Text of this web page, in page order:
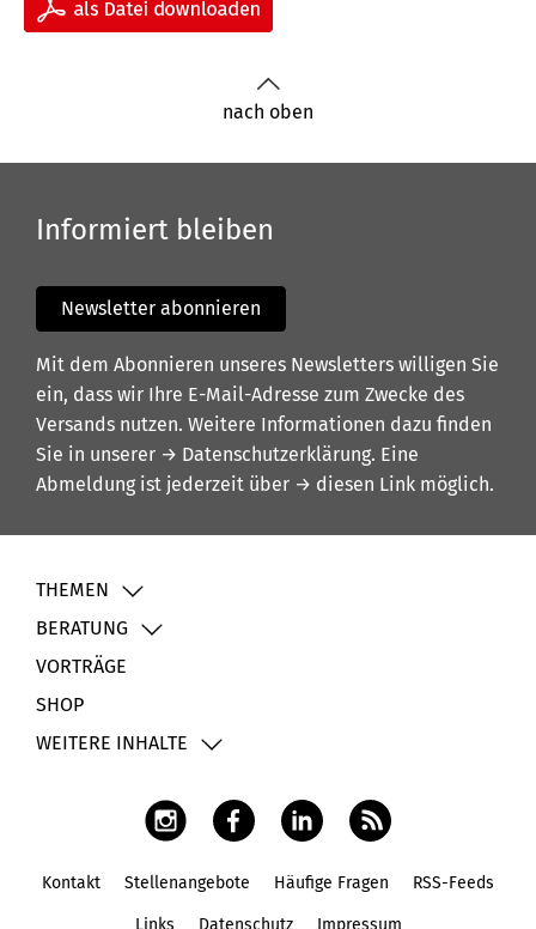
nach oben
Informiert bleiben
Newsletter abonnieren
Mit dem Abonnieren unseres Newsletters willigen Sie
ein, dass wir Ihre E-Mail-Adresse zum Zwecke des
Versands nutzen. Weitere Informationen dazu finden
Sie in unserer → Datenschutzerklärung. Eine
Abmeldung ist jederzeit über → diesen Link möglich.
THEMEN
BERATUNG
VORTRÄGE
SHOP
WEITERE INHALTE
Kontakt Stellenangebote Häufige Fragen RSS-Feeds